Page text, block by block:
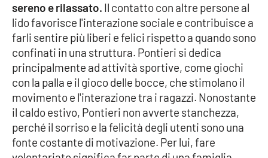
Ilvibonese.it
Catanzarochannel.it
APP
Android
Apple
sereno e rilassato. Il contatto con altre persone al
lido favorisce l'interazione sociale e contribuisce a
farli sentire più liberi e felici rispetto a quando sono
confinati in una struttura. Pontieri si dedica
principalmente ad attività sportive, come giochi
con la palla e il gioco delle bocce, che stimolano il
movimento e l'interazione tra i ragazzi. Nonostante
il caldo estivo, Pontieri non avverte stanchezza,
perché il sorriso e la felicità degli utenti sono una
fonte costante di motivazione. Per lui, fare